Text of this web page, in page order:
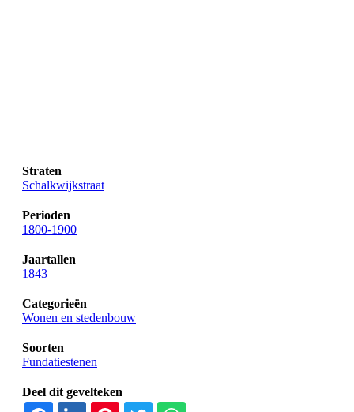
Straten
Schalkwijkstraat
Perioden
1800-1900
Jaartallen
1843
Categorieën
Wonen en stedenbouw
Soorten
Fundatiestenen
Deel dit gevelteken